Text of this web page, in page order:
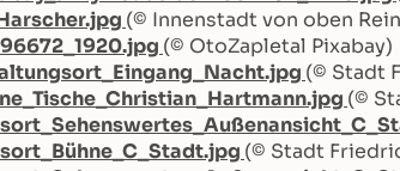
(© Innenstadt von oben
(© OtoZapletal Pixabay)
(© Stadt
(©
(© Stadt